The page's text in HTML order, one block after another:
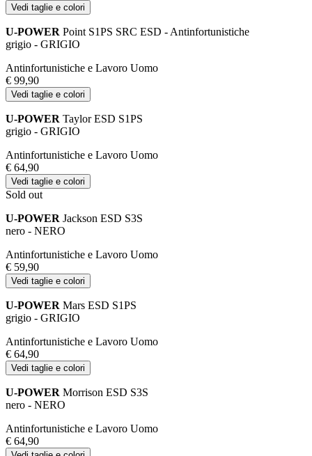
Vedi taglie e colori
U-POWER Point S1PS SRC ESD - Antinfortunistiche
grigio - GRIGIO
Antinfortunistiche e Lavoro Uomo
€ 99,90
Vedi taglie e colori
U-POWER Taylor ESD S1PS
grigio - GRIGIO
Antinfortunistiche e Lavoro Uomo
€ 64,90
Vedi taglie e colori
Sold out
U-POWER Jackson ESD S3S
nero - NERO
Antinfortunistiche e Lavoro Uomo
€ 59,90
Vedi taglie e colori
U-POWER Mars ESD S1PS
grigio - GRIGIO
Antinfortunistiche e Lavoro Uomo
€ 64,90
Vedi taglie e colori
U-POWER Morrison ESD S3S
nero - NERO
Antinfortunistiche e Lavoro Uomo
€ 64,90